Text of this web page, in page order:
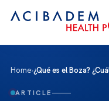
Home›¿Qué es el Boza?
ARTICLE